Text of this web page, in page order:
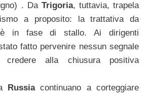
. Da Trigoria, tuttavia, trapela
a proposito: la trattativa da
è in fase di stallo. Ai dirigenti
fatto pervenire nessun segnale
alla chiusura positiva
Russiacontinuano a corteggiare